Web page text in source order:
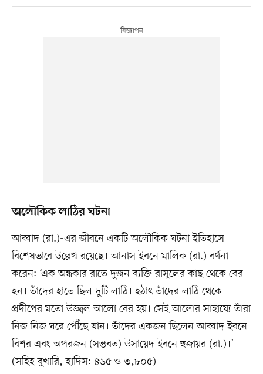
অলৌকিক লাঠির ঘটনা
আব্বাদ (রা.)-এর জীবনে একটি অলৌকিক ঘটনা ইতিহাসে
বিশেষভাবে উল্লেখ রয়েছে। আনাস ইবনে মালিক (রা.) বর্ণনা
করেন: ‘এক অন্ধকার রাতে দুজন ব্যক্তি রাসুলের কাছ থেকে বের
হন। তাঁদের হাতে ছিল দুটি লাঠি। হঠাৎ তাঁদের লাঠি থেকে
প্রদীপের মতো উজ্জ্বল আলো বের হয়। সেই আলোর সাহায্যে তাঁরা
নিজ নিজ ঘরে পৌঁছে যান। তাঁদের একজন ছিলেন আব্বাদ ইবনে
বিশর এবং অপরজন (সম্ভবত) উসায়েদ ইবনে হুজায়র (রা.)।’
(সহিহ বুখারি, হাদিস: ৪৬৫ ও ৩,৮০৫)